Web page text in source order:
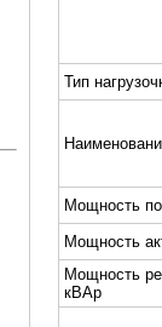
Тип
Мощность
Мощность
Мощность
кВАр